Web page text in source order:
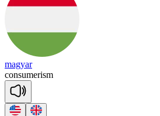
magyar
consumerism